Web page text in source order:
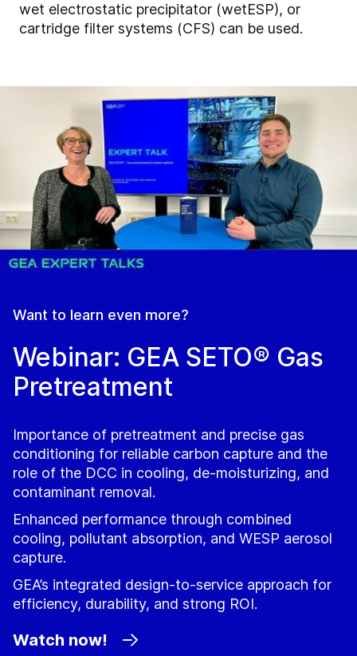
wet electrostatic precipitator (wetESP), or
cartridge filter systems (CFS) can be used.
Want to learn even more?
Webinar: GEA SETO® Gas
Pretreatment
Importance of pretreatment and precise gas
conditioning for reliable carbon capture and the
role of the DCC in cooling, de‑moisturizing, and
contaminant removal.
Enhanced performance through combined
cooling, pollutant absorption, and WESP aerosol
capture.
GEA’s integrated design‑to‑service approach for
efficiency, durability, and strong ROI.
Watch now!